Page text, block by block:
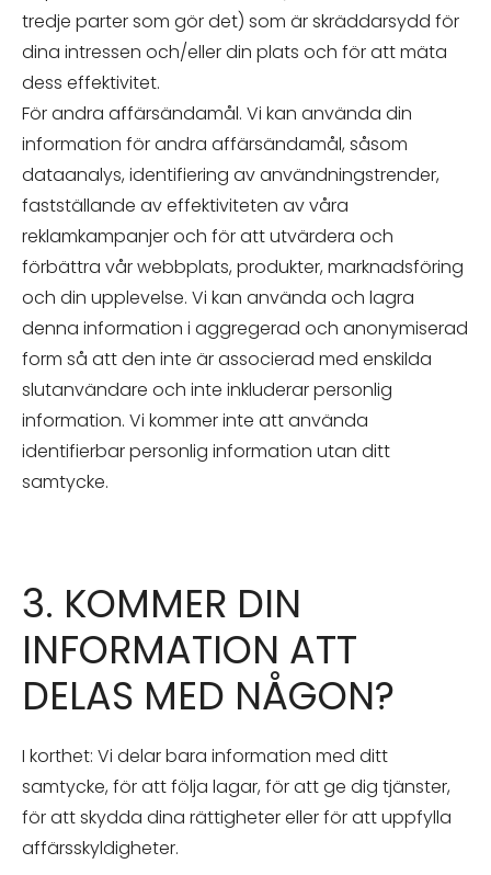
tredje parter som gör det) som är skräddarsydd för
dina intressen och/eller din plats och för att mäta
dess effektivitet.
För andra affärsändamål. Vi kan använda din
information för andra affärsändamål, såsom
dataanalys, identifiering av användningstrender,
fastställande av effektiviteten av våra
reklamkampanjer och för att utvärdera och
förbättra vår webbplats, produkter, marknadsföring
och din upplevelse. Vi kan använda och lagra
denna information i aggregerad och anonymiserad
form så att den inte är associerad med enskilda
slutanvändare och inte inkluderar personlig
information. Vi kommer inte att använda
identifierbar personlig information utan ditt
samtycke.
3. KOMMER DIN
INFORMATION ATT
DELAS MED NÅGON?
I korthet: Vi delar bara information med ditt
samtycke, för att följa lagar, för att ge dig tjänster,
för att skydda dina rättigheter eller för att uppfylla
affärsskyldigheter.